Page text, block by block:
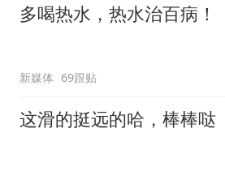
多喝热水，热水治百病！
新媒体 69跟贴
这滑的挺远的哈，棒棒哒